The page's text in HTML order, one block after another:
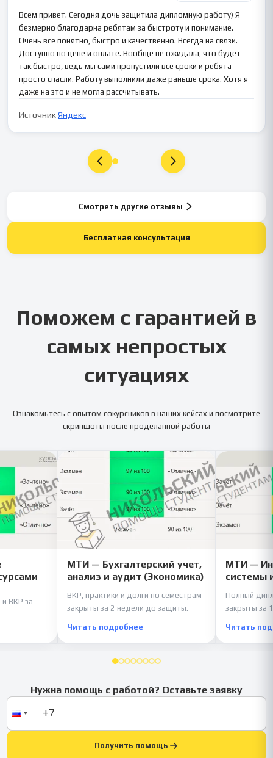
Всем привет. Сегодня дочь защитила дипломную работу) Я
безмерно благодарна ребятам за быстроту и понимание.
Очень все понятно, быстро и качественно. Всегда на связи.
Доступно по цене и оплате. Вообще не ожидала, что будет
так быстро, ведь мы сами пропустили все сроки и ребята
просто спасли. Работу выполнили даже раньше срока. Хотя я
даже на это и не могла рассчитывать.
ИсточникЯндекс
Смотреть другие отзывы
Бесплатная консультация
Поможем с гарантией в
самых непростых
ситуациях
Ознакомьтесь с опытом сокурсников в наших кейсах и посмотрите
скриншоты после проделанной работы
и ВКР за
МТИ — Бухгалтерский учет,
анализ и аудит (Экономика)
ВКР, практики и долги по семестрам
закрыты за 2 недели до защиты.
Читать подробнее
МТИ —
системы
Полный
закрыты за
Читать
Нужна помощь с работой? Оставьте заявку
Получить помощь